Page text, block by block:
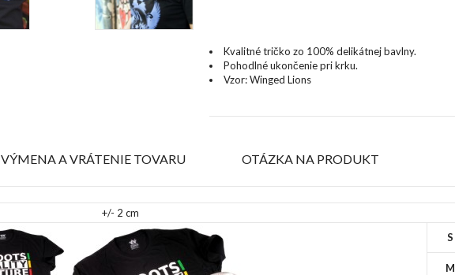
Kvalitnétričko zo 100% delikátnejbavlny.
Pohodlnéukončeniepri krku.
Vzor:Winged Lions
VÝMENA A VRÁTENIE TOVARU OTÁZKA NA PRODUKT
+/- 2 cm
S
M